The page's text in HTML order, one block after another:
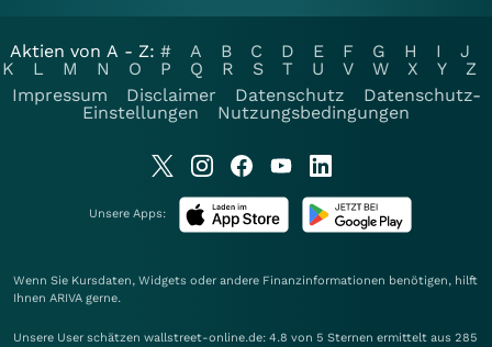
Aktien von A - Z: # A B C D E F G H I
J
K
L M N O P Q R S T U V W X Y
Z
Impressum
Disclaimer Datenschutz
Datenschutz-
Einstellungen
Nutzungsbedingungen
Unsere Apps:
Wenn Sie Kursdaten, Widgets oder andere Finanzinformationen benötigen, hilft
Ihnen ARIVA gerne.
Unsere User schätzen wallstreet-online.de: 4.8 von 5 Sternen ermittelt aus 285